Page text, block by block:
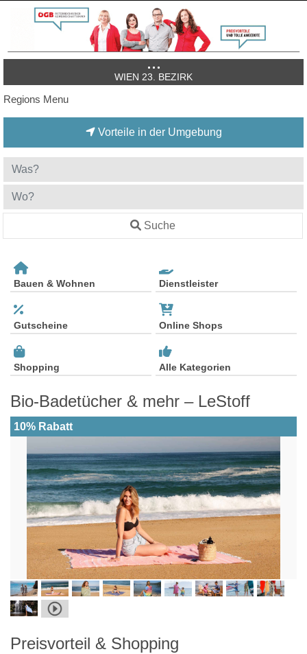
WIEN 23. BEZIRK
Regions Menu
Vorteile in der Umgebung
Suche
Bauen & Wohnen Dienstleister
Gutscheine Online Shops
Shopping Alle Kategorien
Bio-Badetücher & mehr – LeStoff
10% Rabatt
Preisvorteil & Shopping